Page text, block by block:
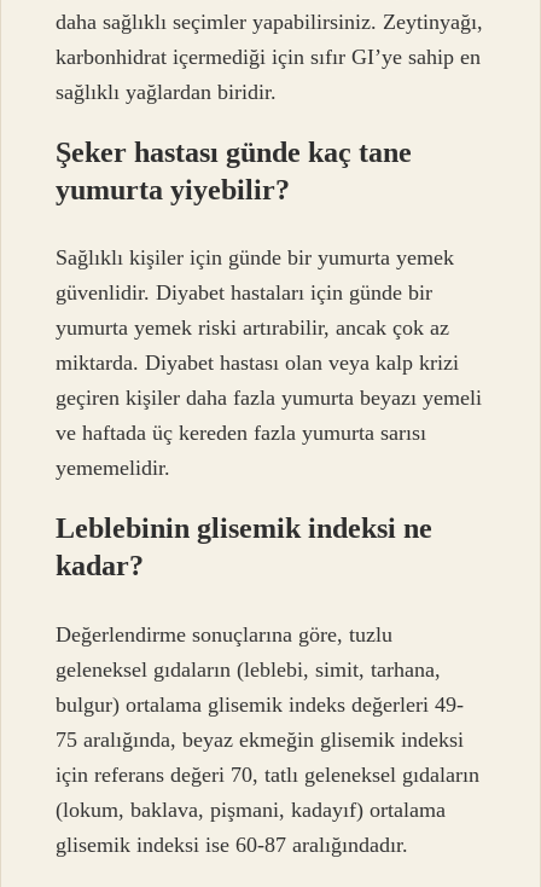
daha sağlıklı seçimler yapabilirsiniz. Zeytinyağı,
karbonhidrat içermediği için sıfır GI’ye sahip en
sağlıklı yağlardan biridir.
Şeker hastası günde kaç tane
yumurta yiyebilir?
Sağlıklı kişiler için günde bir yumurta yemek
güvenlidir. Diyabet hastaları için günde bir
yumurta yemek riski artırabilir, ancak çok az
miktarda. Diyabet hastası olan veya kalp krizi
geçiren kişiler daha fazla yumurta beyazı yemeli
ve haftada üç kereden fazla yumurta sarısı
yememelidir.
Leblebinin glisemik indeksi ne
kadar?
Değerlendirme sonuçlarına göre, tuzlu
geleneksel gıdaların (leblebi, simit, tarhana,
bulgur) ortalama glisemik indeks değerleri 49-
75 aralığında, beyaz ekmeğin glisemik indeksi
için referans değeri 70, tatlı geleneksel gıdaların
(lokum, baklava, pişmani, kadayıf) ortalama
glisemik indeksi ise 60-87 aralığındadır.